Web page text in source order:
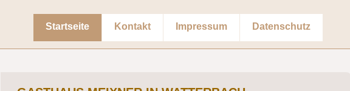
Startseite Kontakt Impressum Datenschutz